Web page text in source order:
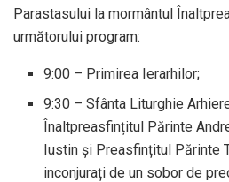
Parastasului la mormântul
următorului program:
9:00 – Primirea Ierarhilor;
9:30 – Sfânta Liturghie
Înaltpreasfințitul Părinte
Iustin și Preasfințitul Părinte
inconjurați de un sobor de